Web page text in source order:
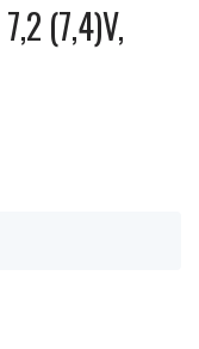
(7,4)V,